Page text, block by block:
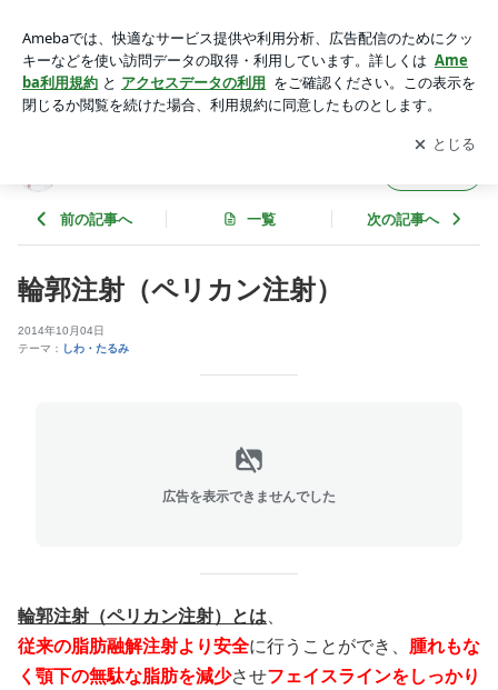
知恵袋
アプリをダウンロードして ブログの更新通知
を受け取りまし
ょう。
開く
前の記事へ 一覧 次の記事へ
輪郭注射（ペリカン注射）
2014年10月04日
テーマ： しわ・たるみ
広告を表示できませんでした
輪郭注射（ペリカン注射）とは
従来の脂肪融解注射より安全に行うことができ、 腫れもな
く顎下の無駄な脂肪を減少させフェイスラインをしっかり